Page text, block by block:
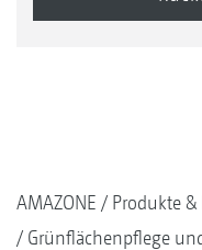
AMAZONE
Produkte
Grünflächenpflege